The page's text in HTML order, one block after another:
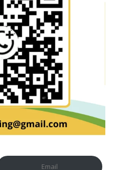
Email